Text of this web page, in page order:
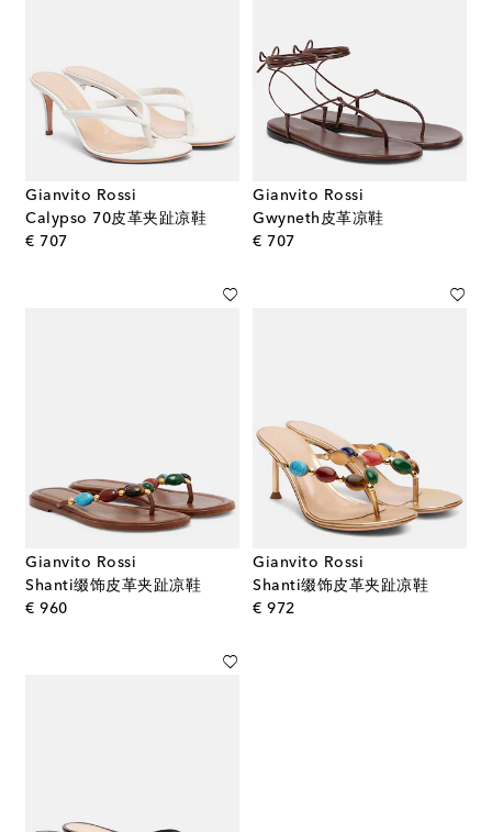
Gianvito Rossi
Calypso 70皮革夹趾凉鞋
€ 707original price
Gianvito Rossi
Gwyneth皮革凉鞋
€ 707original price
Gianvito Rossi
Shanti缀饰皮革夹趾凉鞋
€ 960original price
Gianvito Rossi
Shanti缀饰皮革夹趾凉鞋
€ 972original price